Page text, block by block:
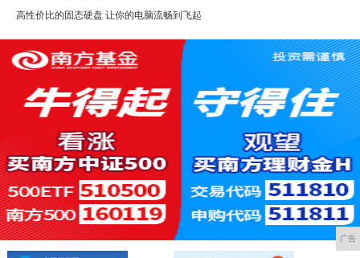
高性价比的固态硬盘 让你的电脑流畅到飞起
广告